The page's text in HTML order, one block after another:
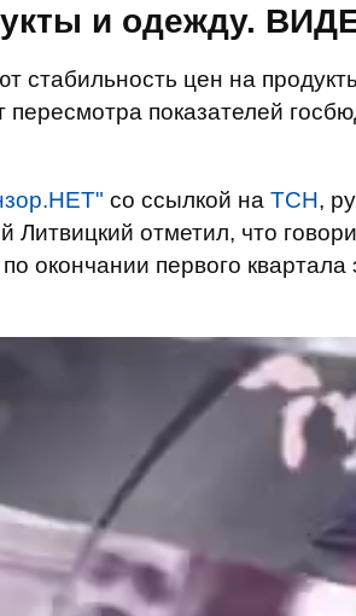
и одежду.
стабильность цен на
показателей
со ссылкой на ТСН,
отметил, что
окончании первого квартала